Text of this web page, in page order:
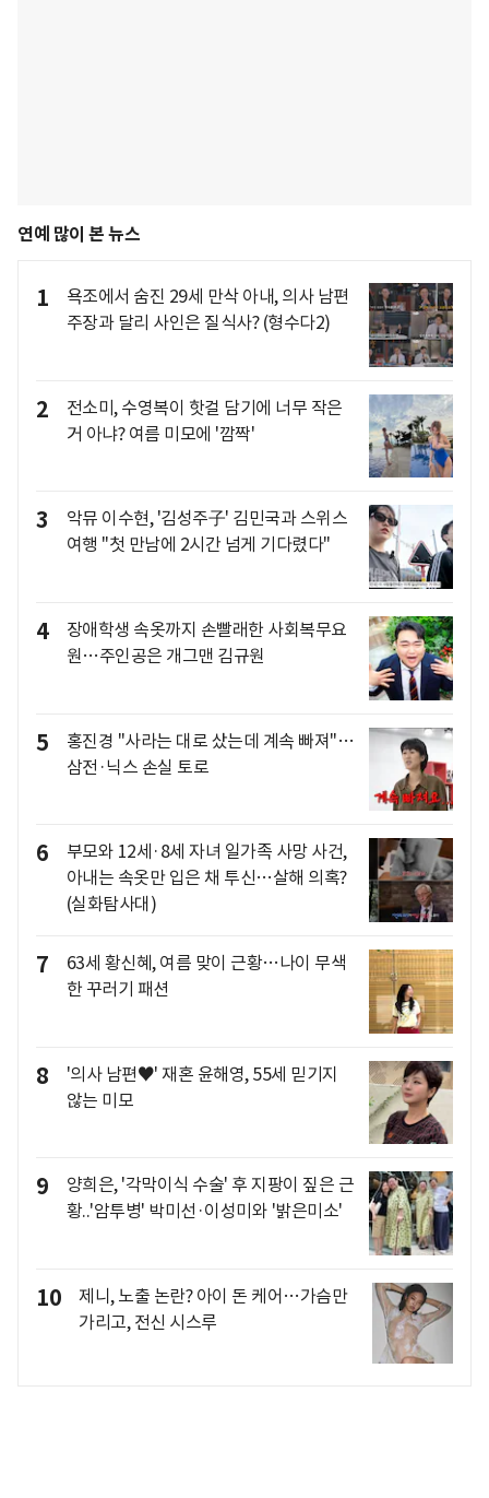
연예 많이 본 뉴스
1
욕조에서 숨진 29세 만삭 아내, 의사 남편
주장과 달리 사인은 질식사? (형수다2)
2
전소미, 수영복이 핫걸 담기에 너무 작은
거 아냐? 여름 미모에 '깜짝'
3
악뮤 이수현, '김성주子' 김민국과 스위스
여행 "첫 만남에 2시간 넘게 기다렸다"
4
장애학생 속옷까지 손빨래한 사회복무요
원…주인공은 개그맨 김규원
5
홍진경 "사라는 대로 샀는데 계속 빠져"…
삼전·닉스 손실 토로
6
부모와 12세·8세 자녀 일가족 사망 사건,
아내는 속옷만 입은 채 투신…살해 의혹?
(실화탐사대)
7
63세 황신혜, 여름 맞이 근황…나이 무색
한 꾸러기 패션
8
'의사 남편♥' 재혼 윤해영, 55세 믿기지
않는 미모
9
양희은, '각막이식 수술' 후 지팡이 짚은 근
황..'암투병' 박미선·이성미와 '밝은미소'
10
제니, 노출 논란? 아이 돈 케어…가슴만
가리고, 전신 시스루